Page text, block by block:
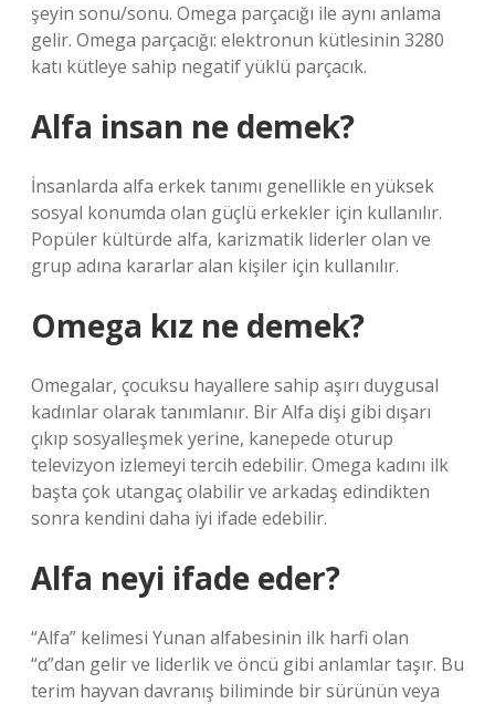
şeyin sonu/sonu. Omega parçacığı ile aynı anlama
gelir. Omega parçacığı: elektronun kütlesinin 3280
katı kütleye sahip negatif yüklü parçacık.
Alfa insan ne demek?
İnsanlarda alfa erkek tanımı genellikle en yüksek
sosyal konumda olan güçlü erkekler için kullanılır.
Popüler kültürde alfa, karizmatik liderler olan ve
grup adına kararlar alan kişiler için kullanılır.
Omega kız ne demek?
Omegalar, çocuksu hayallere sahip aşırı duygusal
kadınlar olarak tanımlanır. Bir Alfa dişi gibi dışarı
çıkıp sosyalleşmek yerine, kanepede oturup
televizyon izlemeyi tercih edebilir. Omega kadını ilk
başta çok utangaç olabilir ve arkadaş edindikten
sonra kendini daha iyi ifade edebilir.
Alfa neyi ifade eder?
“Alfa” kelimesi Yunan alfabesinin ilk harfi olan
“α”dan gelir ve liderlik ve öncü gibi anlamlar taşır. Bu
terim hayvan davranış biliminde bir sürünün veya